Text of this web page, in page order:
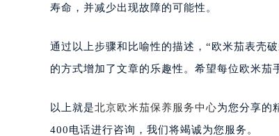
寿命，并减少出现故障的可能性。
通过以上步骤和比喻性的描述，“欧米茄表壳
的方式增加了文章的乐趣性。希望每位欧米茄
以上就是北京欧米茄保养服务中心为您分享的
400电话进行咨询，我们将竭诚为您服务。